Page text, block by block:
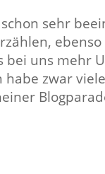
sehr
uns mehr
zwar